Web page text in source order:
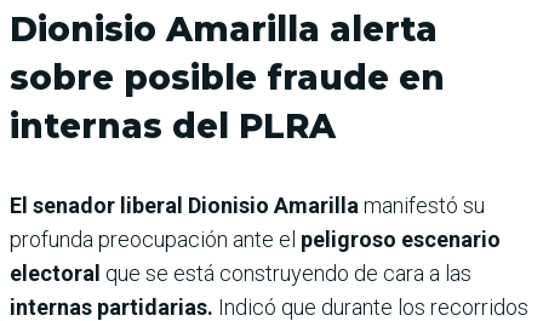
Dionisio Amarilla alerta
sobre posible fraude en
internas del PLRA
El senador liberal Dionisio Amarilla manifestó su
profunda preocupación ante el peligroso escenario
electoral que se está construyendo de cara a las
internas partidarias. Indicó que durante los recorridos